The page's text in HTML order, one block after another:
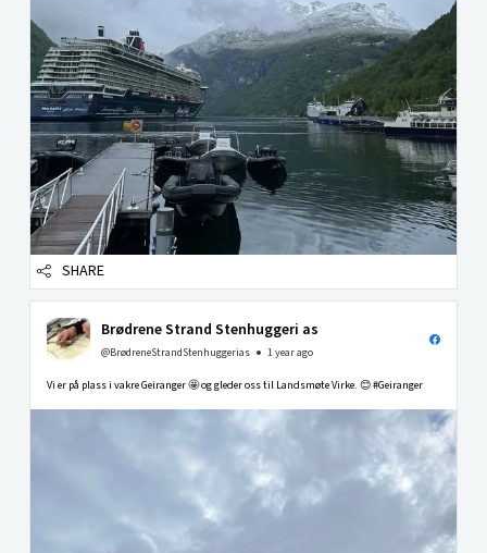
SHARE
Brødrene Strand Stenhuggeri as
@BrødreneStrandStenhuggerias 1 year ago
Vi er på plass i vakre Geiranger 🤩 og gleder oss til Landsmøte Virke. 😊 #Geiranger